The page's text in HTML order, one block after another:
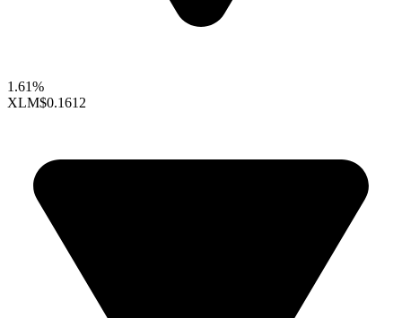
1.61%
XLM$0.1612